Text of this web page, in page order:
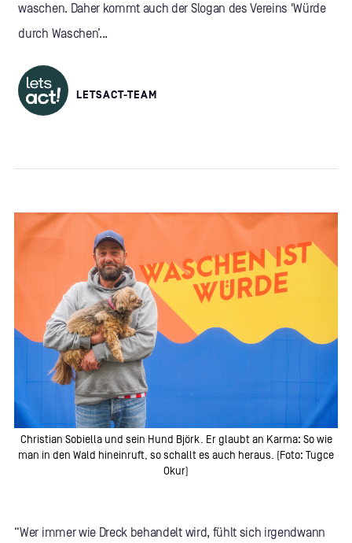
waschen. Daher kommt auch der Slogan des Vereins 'Würde
durch Waschen’...
LETSACT-TEAM
Christian Sobiella und sein Hund Björk. Er glaubt an Karma: So wie
man in den Wald hineinruft, so schallt es auch heraus. (Foto: Tugce
Okur)
“Wer immer wie Dreck behandelt wird, fühlt sich irgendwann